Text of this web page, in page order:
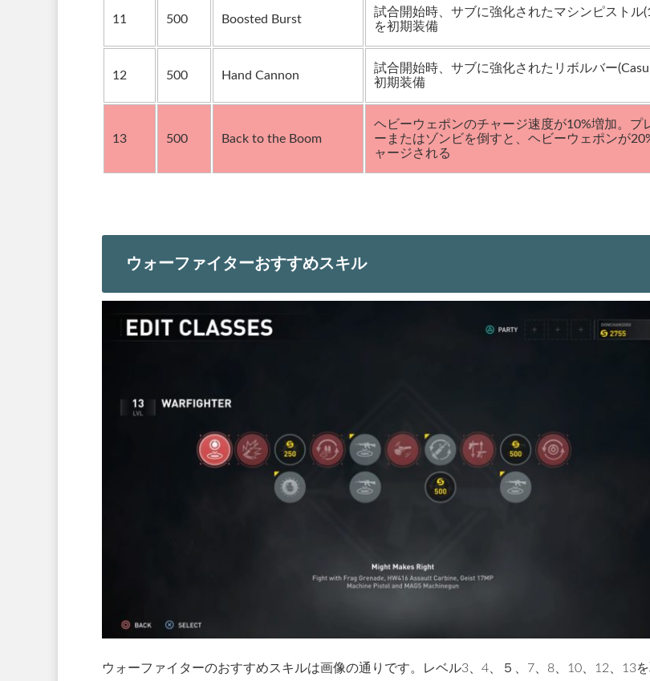
11 500 Boosted Burst
試合開始時、サブに強化されたマシンピストル
を初期装備
12 500 Hand Cannon
試合開始時、サブに強化されたリボルバー
初期装備
13 500 Back to the Boom
ヘビーウェポンのチャージ速度が10%増加。プ
ーまたはゾンビを倒すと、ヘビーウェポンが
ャージされる
ウォーファイターおすすめスキル
ウォーファイターのおすすめスキルは画像の通りです。レベル3、4、５、7、8、10、12、13